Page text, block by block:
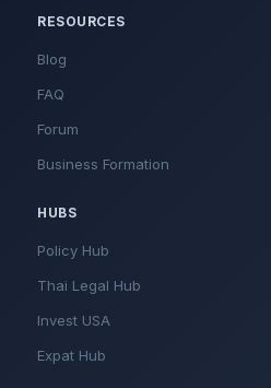
RESOURCES
Blog
FAQ
Forum
Business Formation
HUBS
Policy Hub
Thai Legal Hub
Invest USA
Expat Hub